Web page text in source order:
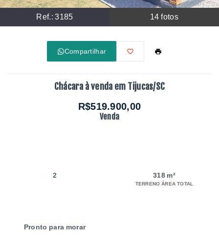
Ref.:3185 14 fotos
Compartilhar
Chácara à venda em Tijucas/SC
R$519.900,00
Venda
2 318 m²
TERRENO ÁREA TOTAL
Pronto para morar